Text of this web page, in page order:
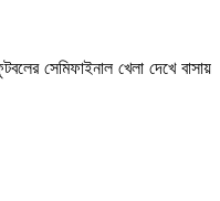
সেমিফাইনাল খেলা দেখে বাসায়